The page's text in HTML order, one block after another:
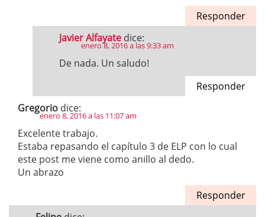
Responder
Javier Alfayate dice:
enero 8, 2016 a las 9:33 am
De nada. Un saludo!
Responder
Gregorio dice:
enero 8, 2016 a las 11:07 am
Excelente trabajo.
Estaba repasando el capítulo 3 de ELP con lo cual
este post me viene como anillo al dedo.
Un abrazo
Responder